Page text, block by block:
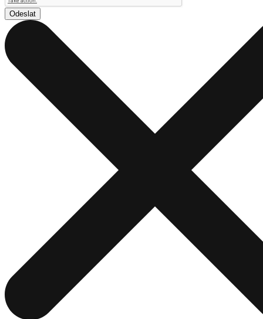
Odeslat